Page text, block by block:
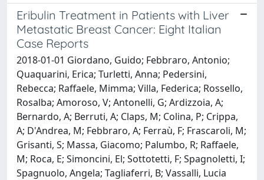
Eribulin Treatment in Patients with Liver
Metastatic Breast Cancer: Eight Italian
Case Reports
2018-01-01 Giordano, Guido; Febbraro, Antonio;
Quaquarini, Erica; Turletti, Anna; Pedersini,
Rebecca; Raffaele, Mimma; Villa, Federica; Rossello,
Rosalba; Amoroso, V; Antonelli, G; Ardizzoia, A;
Bernardo, A; Berruti, A; Claps, M; Colina, P; Crippa,
A; D'Andrea, M; Febbraro, A; Ferraù, F; Frascaroli, M;
Grisanti, S; Massa, Giacomo; Palumbo, R; Raffaele,
M; Roca, E; Simoncini, El; Sottotetti, F; Spagnoletti, I;
Spagnuolo, Angela; Tagliaferri, B; Vassalli, Lucia